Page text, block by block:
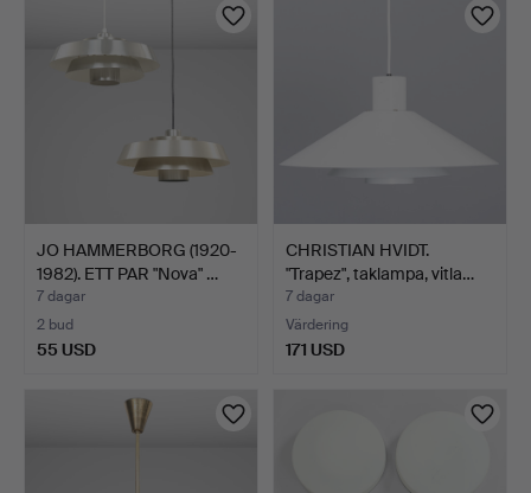
JO HAMMERBORG (1920-
1982). ETT PAR "Nova" …
7 dagar
2 bud
55 USD
CHRISTIAN HVIDT.
"Trapez", taklampa, vitla…
7 dagar
Värdering
171 USD